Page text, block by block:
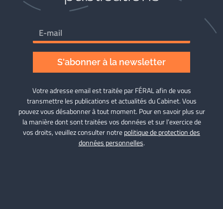
S'abonner à la newsletter
Votre adresse email est traitée par FÉRAL afin de vous
transmettre les publications et actualités du Cabinet. Vous
pouvez vous désabonner à tout moment. Pour en savoir plus sur
la manière dont sont traitées vos données et sur l’exercice de
vos droits, veuillez consulter notrepolitique de protection des
données personnelles.